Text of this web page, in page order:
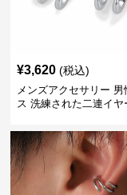
¥3,620 (税込)
メンズアクセサリー 男
ス 洗練された二連イヤ